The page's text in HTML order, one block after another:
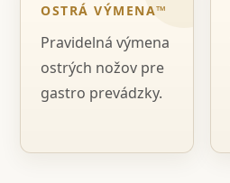
OSTRÁ VÝMENA™
Pravidelná výmena
ostrých nožov pre
gastro prevádzky.